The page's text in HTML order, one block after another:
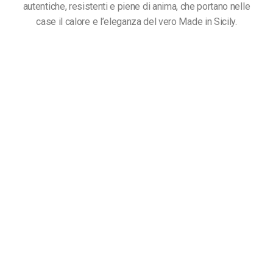
autentiche, resistenti e piene di anima, che portano nelle
case il calore e l’eleganza del vero Made in Sicily.